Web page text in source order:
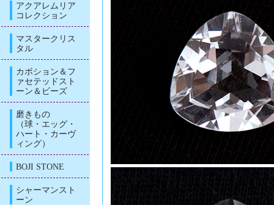
アクアレムリア
コレクション
マスタークリス
タル
カボション＆フ
ァセテッドスト
ーン＆ビーズ
磨きもの
（球・エッグ・
ハート・カーヴ
ィング）
BOJI STONE
シャーマンスト
ーン